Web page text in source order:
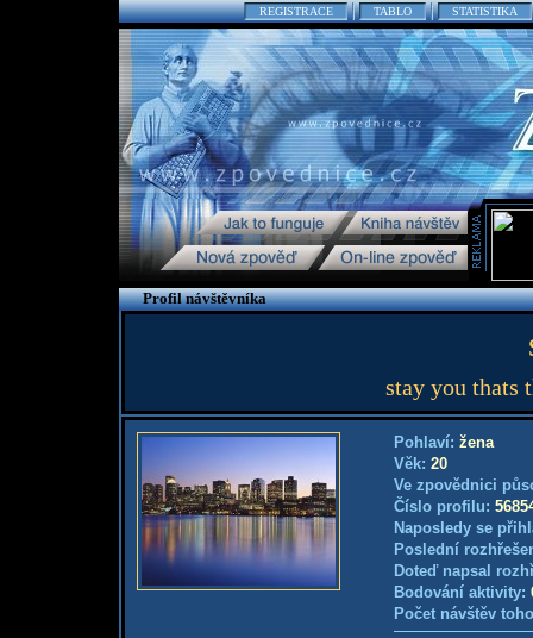
REGISTRACE TABLO STATISTIKA
Profil návštěvníka
stay you thats
Pohlaví: žena
Věk: 20
Ve zpovědnici
Číslo profilu:
Naposledy se
Poslední
Doteď napsal
Bodování aktivity:
Počet návštěv